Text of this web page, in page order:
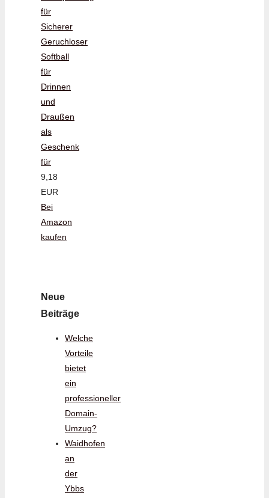
für
Sicherer
Geruchloser
Softball
für
Drinnen
und
Draußen
als
Geschenk
für
9,18
EUR
Bei
Amazon
kaufen
Neue
Beiträge
Welche
Vorteile
bietet
ein
professioneller
Domain-
Umzug?
Waidhofen
an
der
Ybbs